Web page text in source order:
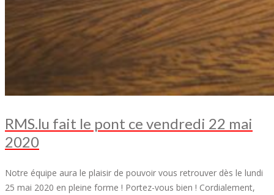
RMS.lu fait le pont ce vendredi 22 mai
2020
Notre équipe aura le plaisir de pouvoir vous retrouver dès le lundi
25 mai 2020 en pleine forme ! Portez-vous bien ! Cordialement,